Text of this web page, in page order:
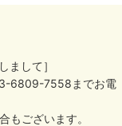
まして］
6809-7558までお電
もございます。